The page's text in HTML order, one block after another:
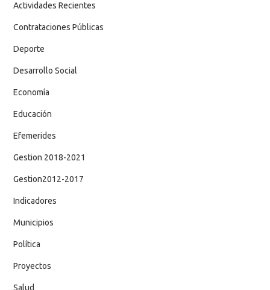
Actividades Recientes
Contrataciones Públicas
Deporte
Desarrollo Social
Economía
Educación
Efemerides
Gestion 2018-2021
Gestion2012-2017
Indicadores
Municipios
Política
Proyectos
Salud